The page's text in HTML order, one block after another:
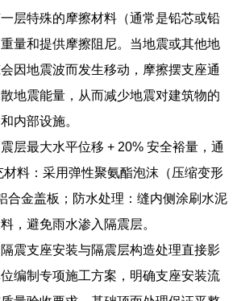
层特殊的摩擦材料（通常是铅芯或铅
量和提供摩擦阻尼。当地震或其他地
因地震波而发生移动，摩擦摆支座通
地震能量，从而减少地震对建筑物的
内部设施。
层最大水平位移 + 20% 安全裕量，通
料：采用弹性聚氨酯泡沫（压缩变形
合金盖板；防水处理：缝内侧涂刷水泥
，避免雨水渗入隔震层。
震支座安装与隔震层构造处理直接影
编制专项施工方案，明确支座安装流